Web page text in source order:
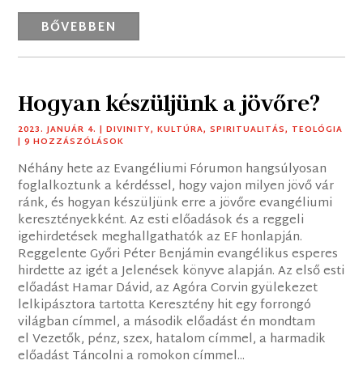
BŐVEBBEN
Hogyan készüljünk a jövőre?
2023. JANUÁR 4. |DIVINITY,KULTÚRA,SPIRITUALITÁS, TEOLÓGIA
| 9 HOZZÁSZÓLÁSOK
Néhány hete az Evangéliumi Fórumon hangsúlyosan
foglalkoztunk a kérdéssel, hogy vajon milyen jövő vár
ránk, és hogyan készüljünk erre a jövőre evangéliumi
keresztényekként. Az esti előadások és a reggeli
igehirdetések meghallgathatók az EF honlapján.
Reggelente Győri Péter Benjámin evangélikus esperes
hirdette az igét a Jelenések könyve alapján. Az első esti
előadást Hamar Dávid, az Agóra Corvin gyülekezet
lelkipásztora tartotta Keresztény hit egy forrongó
világban címmel, a második előadást én mondtam
el Vezetők, pénz, szex, hatalom címmel, a harmadik
előadást Táncolni a romokon címmel...